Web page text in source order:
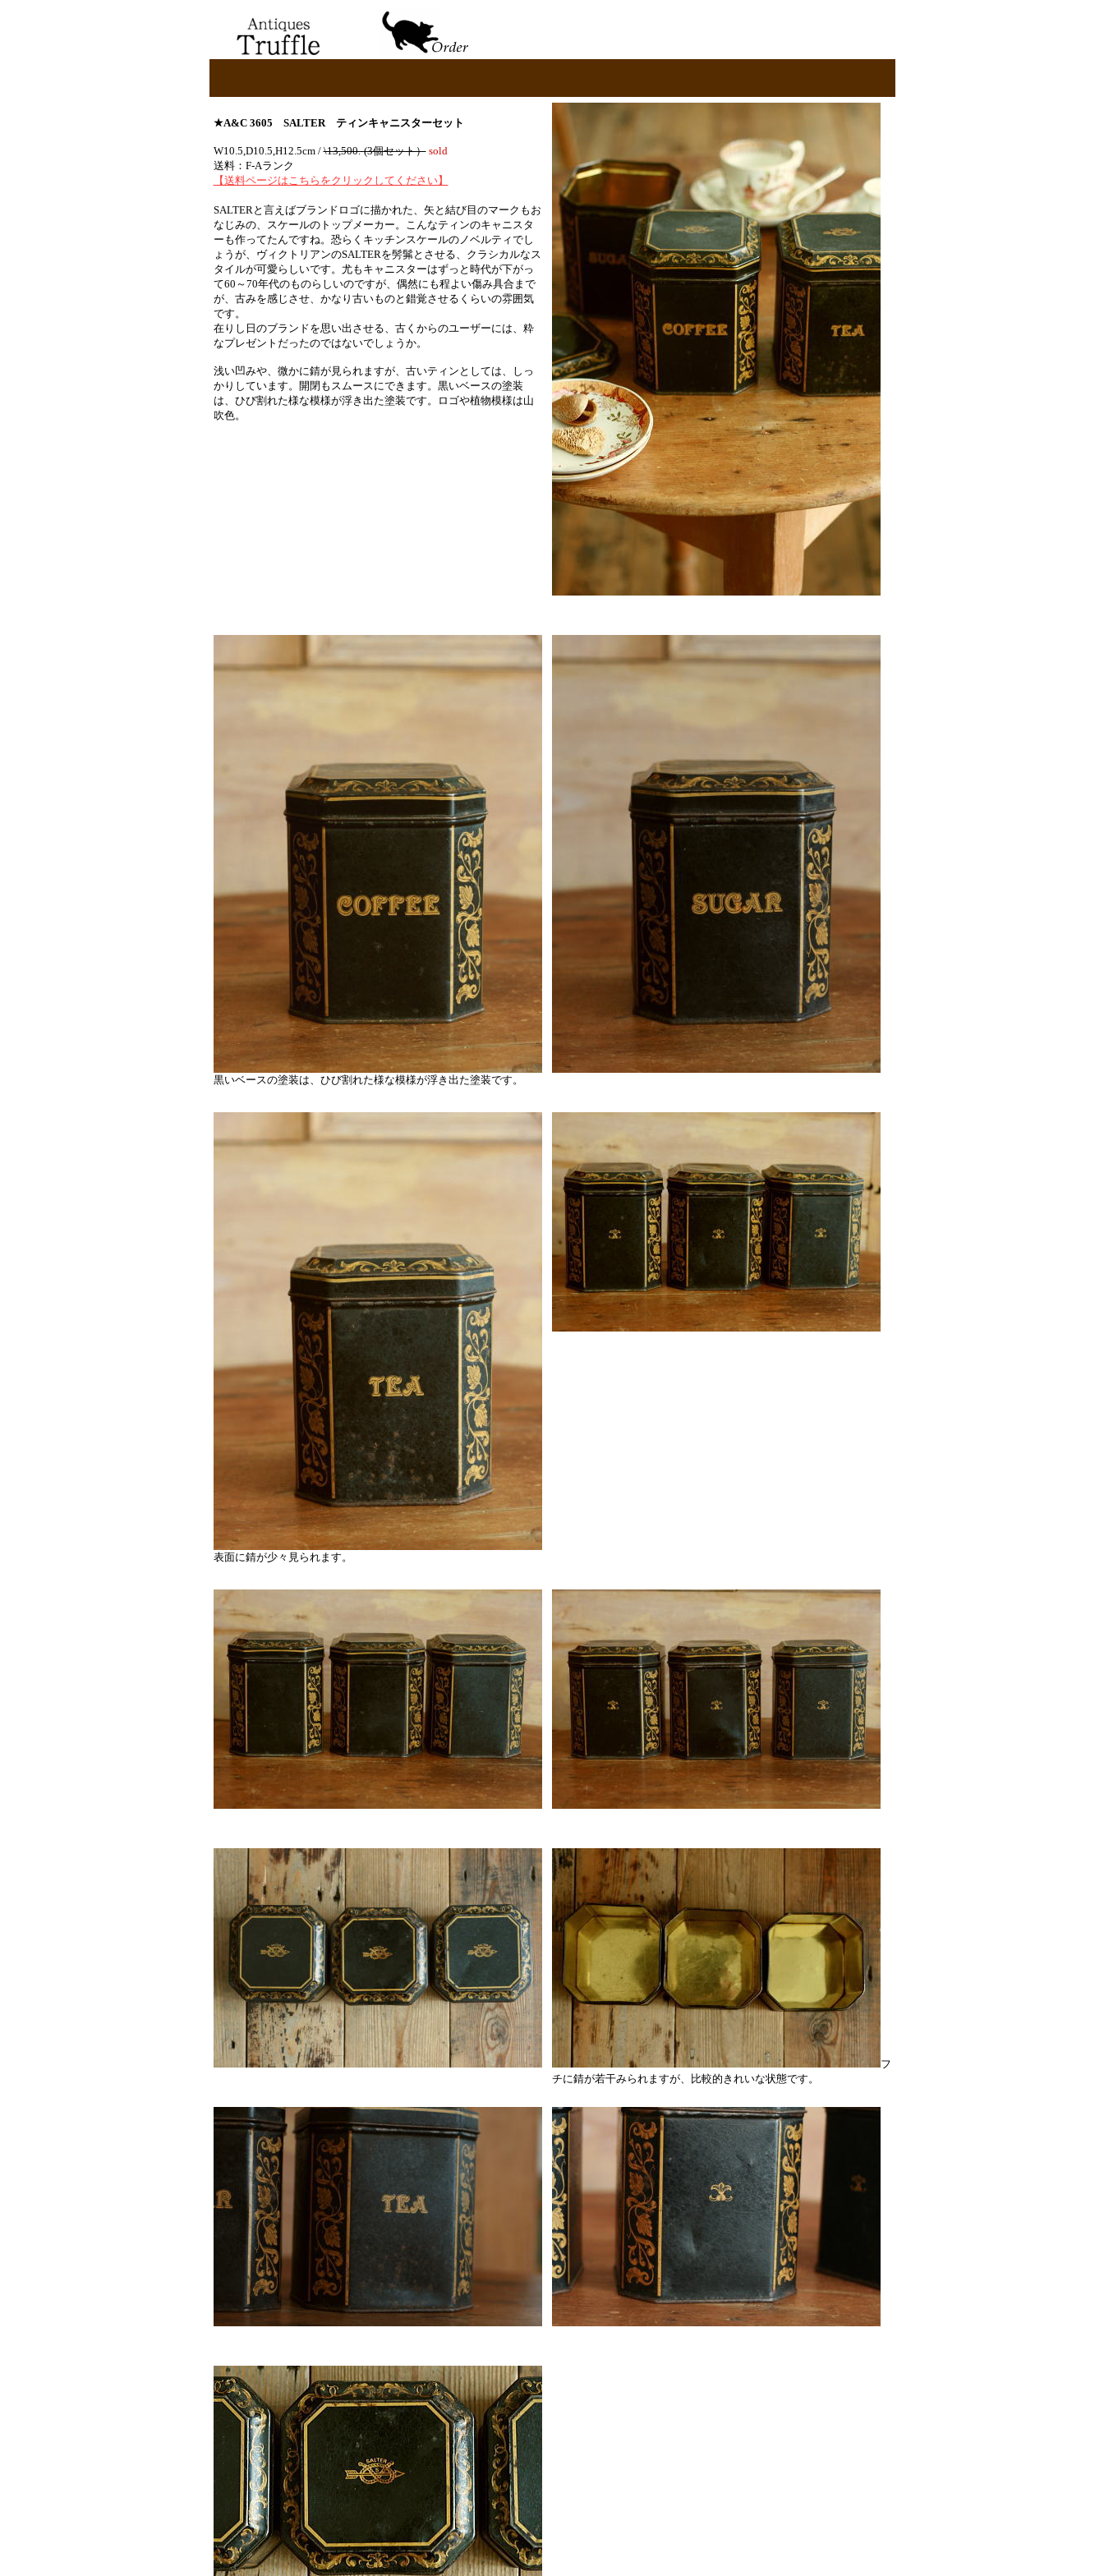
★A&C3605 SALTER ティンキャニスターセット
W10.5,D10.5,H12.5cm /\13,500.-(3個セット） sold
送料：F-Aランク
【送料ページはこちらをクリックしてください】
SALTERと言えばブランドロゴに描かれた、矢と結び目のマークもお
なじみの、スケールのトップメーカー。こんなティンのキャニスタ
ーも作ってたんですね。恐らくキッチンスケールのノベルティでし
ょうが、ヴィクトリアンのSALTERを髣髴とさせる、クラシカルなス
タイルが可愛らしいです。尤もキャニスターはずっと時代が下がっ
て60～70年代のものらしいのですが、偶然にも程よい傷み具合まで
が、古みを感じさせ、かなり古いものと錯覚させるくらいの雰囲気
です。
在りし日のブランドを思い出させる、古くからのユーザーには、粋
なプレゼントだったのではないでしょうか。
浅い凹みや、微かに錆が見られますが、古いティンとしては、しっ
かりしています。開閉もスムースにできます。黒いベースの塗装
は、ひび割れた様な模様が浮き出た塗装です。ロゴや植物模様は山
吹色。
黒いベースの塗装は、ひび割れた様な模様が浮き出た塗装です。
表面に錆が少々見られます。
フ
チに錆が若干みられますが、比較的きれいな状態です。